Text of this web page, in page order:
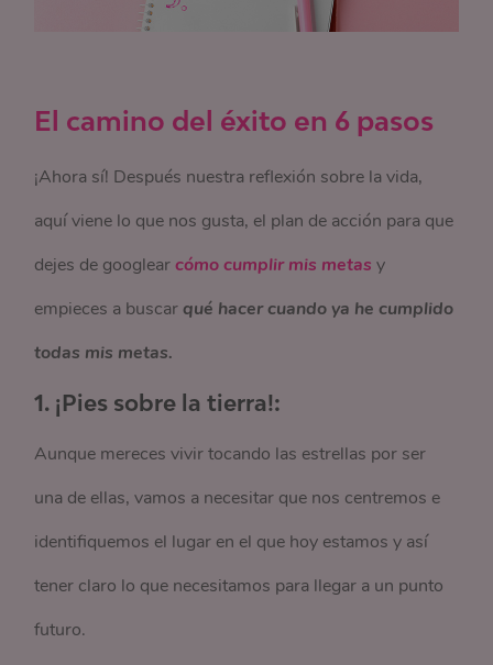
El camino del éxito en 6 pasos
¡Ahora sí! Después nuestra reflexión sobre la vida,
aquí viene lo que nos gusta, el plan de acción para que
dejes de googlearcómo cumplir mis metas y
empieces a buscarqué hacer cuando ya he cumplido
todas mis metas.
1. ¡Pies sobre la tierra!:
Aunque mereces vivir tocando las estrellas por ser
una de ellas, vamos a necesitar que nos centremos e
identifiquemos el lugar en el que hoy estamos y así
tener claro lo que necesitamos para llegar a un punto
futuro.